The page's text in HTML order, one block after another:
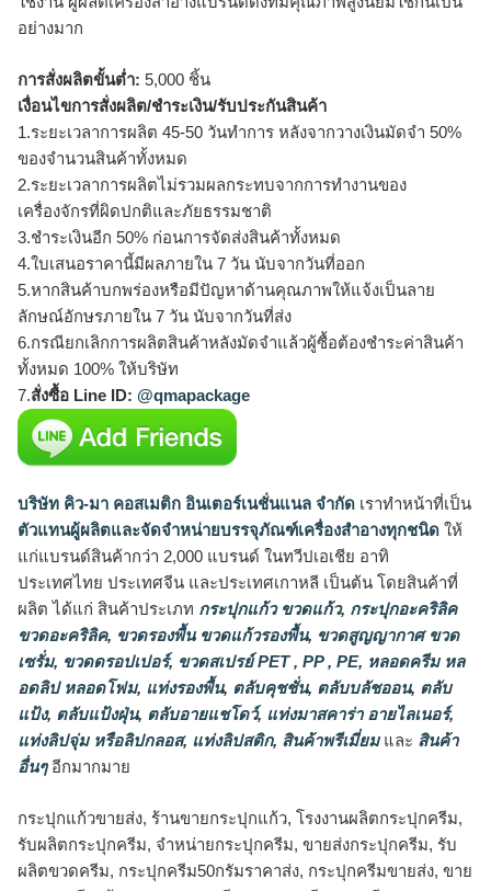
อย่างมาก
การสั่งผลิตขั้นต่ำ: 5,000 ชิ้น
เงื่อนไขการสั่งผลิต/ชำระเงิน/รับประกันสินค้า
1.ระยะเวลาการผลิต 45-50 วันทำการ หลังจากวางเงินมัดจำ 50%
ของจำนวนสินค้าทั้งหมด
2.ระยะเวลาการผลิตไม่รวมผลกระทบจากการทำงานของ
เครื่องจักรที่ผิดปกติและภัยธรรมชาติ
3.ชำระเงินอีก 50% ก่อนการจัดส่งสินค้าทั้งหมด
4.ใบเสนอราคานี้มีผลภายใน 7 วัน นับจากวันที่ออก
5.หากสินค้าบกพร่องหรือมีปัญหาด้านคุณภาพให้แจ้งเป็นลาย
ลักษณ์อักษรภายใน 7 วัน นับจากวันที่ส่ง
6.กรณียกเลิกการผลิตสินค้าหลังมัดจำแล้วผู้ซื้อต้องชำระค่าสินค้า
ทั้งหมด 100% ให้บริษัท
7.สั่งซื้อ Line ID: @qmapackage
บริษัท คิว-มา คอสเมติก อินเตอร์เนชั่นแนล จำกัด เราทำหน้าที่เป็น
ตัวแทนผู้ผลิตและจัดจำหน่ายบรรจุภัณฑ์เครื่องสำอางทุกชนิด ให้
แก่แบรนด์สินค้ากว่า 2,000 แบรนด์ ในทวีปเอเชีย อาทิ
ประเทศไทย ประเทศจีน และประเทศเกาหลี เป็นต้น โดยสินค้าที่
ผลิต ได้แก่ สินค้าประเภท กระปุกแก้ว ขวดแก้ว, กระปุกอะคริลิค
ขวดอะคริลิค, ขวดรองพื้น ขวดแก้วรองพื้น, ขวดสูญญากาศ ขวด
เซรั่ม, ขวดดรอปเปอร์, ขวดสเปรย์ PET , PP , PE, หลอดครีม หล
อดลิป หลอดโฟม, แท่งรองพื้น, ตลับคุชชั่น, ตลับบลัชออน, ตลับ
แป้ง, ตลับแป้งฝุ่น, ตลับอายแชโดว์, แท่งมาสคาร่า อายไลเนอร์,
แท่งลิปจุ่ม หรือลิปกลอส, แท่งลิปสติก, สินค้าพรีเมี่ยมและ สินค้า
อื่นๆอีกมากมาย
กระปุกแก้วขายส่ง, ร้านขายกระปุกแก้ว, โรงงานผลิตกระปุกครีม,
รับผลิตกระปุกครีม, จำหน่ายกระปุกครีม, ขายส่งกระปุกครีม, รับ
ผลิตขวดครีม, กระปุกครีม50กรัมราคาส่ง, กระปุกครีมขายส่ง, ขาย